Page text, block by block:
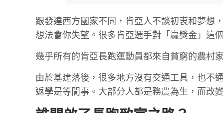
跟發達西方國家不同，肯亞人不談初衷和夢想
想法會你失望。很多肯亞選手對「贏獎金」這
幾乎所有的肯亞長跑運動員都來自貧窮的農村
由於基建落後，很多地方沒有交通工具，也不
返學是等閒事。大部分人都是務農為生，而改